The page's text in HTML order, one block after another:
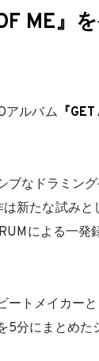
ME』
アルバム 『
ブなドラミン
新たな試みと
による一発
トメイカー
5分にまとめ